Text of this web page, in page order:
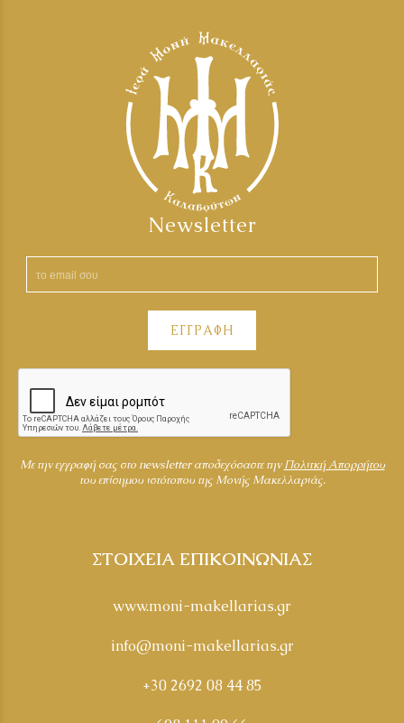
Newsletter
ΕΓΓΡΑΦΗ
Mε την εγγραφή σας στο newsletter αποδεχόσαστε τηνΠολιτκή Απορρήτου
του επίσημου ιστότοπου της Μονής Μακελλαριάς.
ΣΤΟΙΧΕΙΑ ΕΠΙΚΟΙΝΩΝΙΑΣ
www.moni-makellarias.gr
info@moni-makellarias.gr
+30 2692 08 44 85